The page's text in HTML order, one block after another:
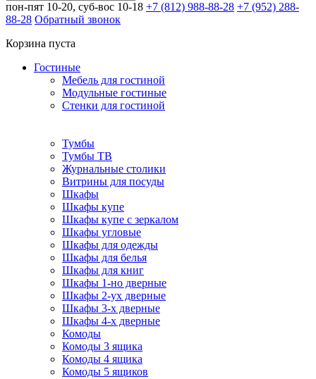
пон-пят 10-20, суб-вос 10-18 +7 (812) 988-88-28 +7 (952) 288-
88-28 Обратный звонок
Корзина пуста
Гостиные
Мебель для гостиной
Модульные гостиные
Стенки для гостиной
Тумбы
Тумбы ТВ
Журнальные столики
Витрины для посуды
Шкафы
Шкафы купе
Шкафы купе с зеркалом
Шкафы угловые
Шкафы для одежды
Шкафы для белья
Шкафы для книг
Шкафы 1-но дверные
Шкафы 2-ух дверные
Шкафы 3-х дверные
Шкафы 4-х дверные
Комоды
Комоды 3 ящика
Комоды 4 ящика
Комоды 5 ящиков